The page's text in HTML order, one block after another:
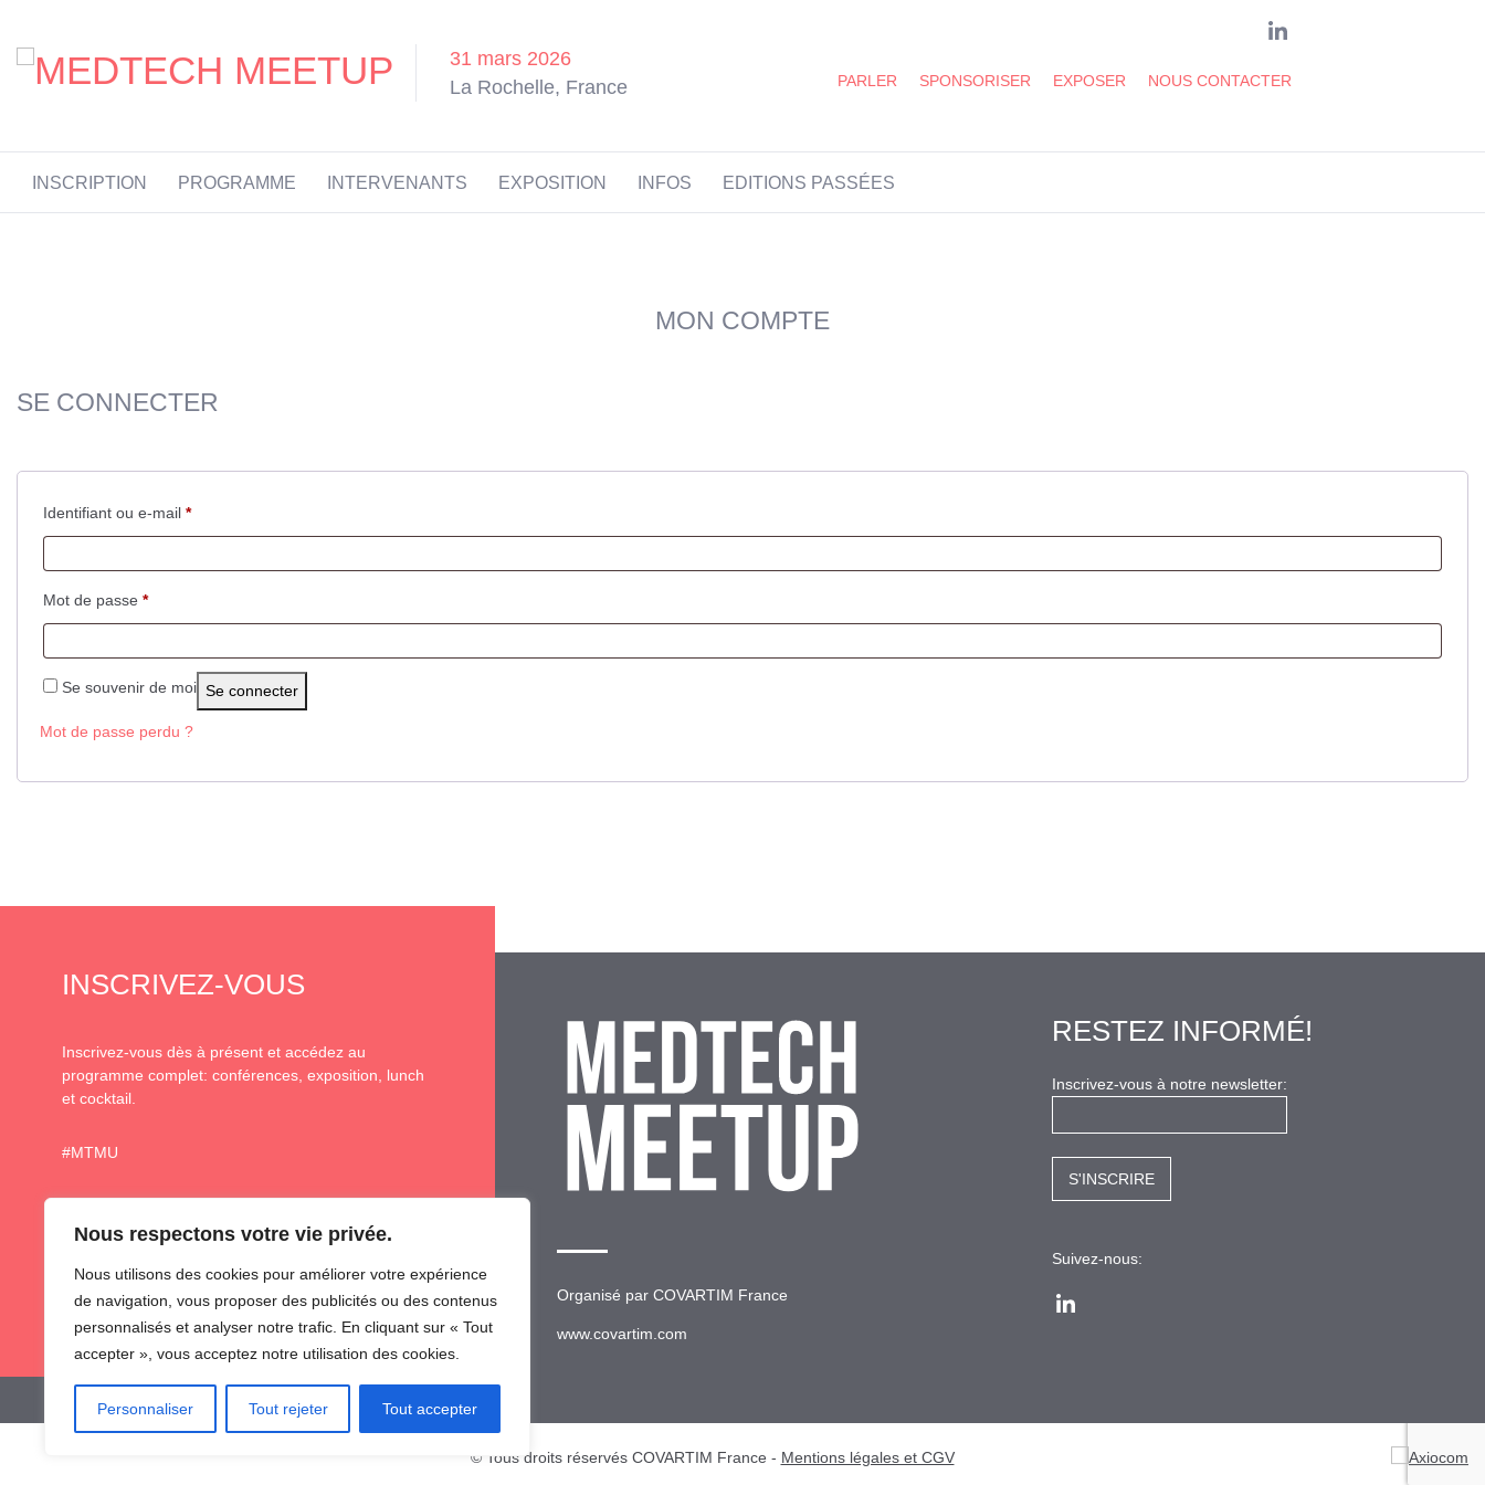
Nous respectons votre vie privée.
Nous utilisons des cookies pour améliorer votre expérience
de navigation, vous proposer des publicités ou des contenus
personnalisés et analyser notre trafic. En cliquant sur « Tout
accepter », vous acceptez notre utilisation des cookies.
Personnaliser Tout rejeter Tout accepter
MEDTECH MEETUP 202631 mars 2026
La Rochelle, France
INSCRIPTION PROGRAMME INTERVENANTS EXPOSITION INFOS EDITIONS PASSÉES
LinkedIn
PARLER SPONSORISER EXPOSER NOUS CONTACTER
MON COMPTE
SE CONNECTER
Identifiant ou e-mail *Obligatoire
Mot de passe *Obligatoire
Se souvenir de moi Se connecter
Mot de passe perdu ?
INSCRIVEZ-VOUS
Inscrivez-vous dès à présent et accédez au
programme complet: conférences, exposition, lunch
et cocktail.
#MTMU
TICKETS
Organisé par COVARTIM France
www.covartim.com
RESTEZ INFORMÉ!
Inscrivez-vous à notre newsletter:
Suivez-nous:
LinkedIn
© Tous droits réservés COVARTIM France - Mentions légales et CGV